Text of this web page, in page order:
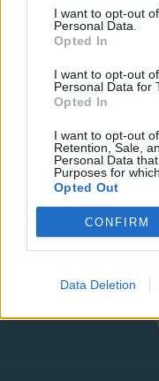
I want to opt-out
Personal Data.
Opted In
I want to opt-out
Personal Data for
Opted In
I want to opt-out
Retention, Sale,
Personal Data
Purposes for
Opted Out
CONFIRM
Data Deletion
ΜΟΝΌΠΕΤΡΟ ΔΑΧΤΥΛΊΔΙ
ΔΙΑΜΆΝΤΙ 0.35CT
1.737€